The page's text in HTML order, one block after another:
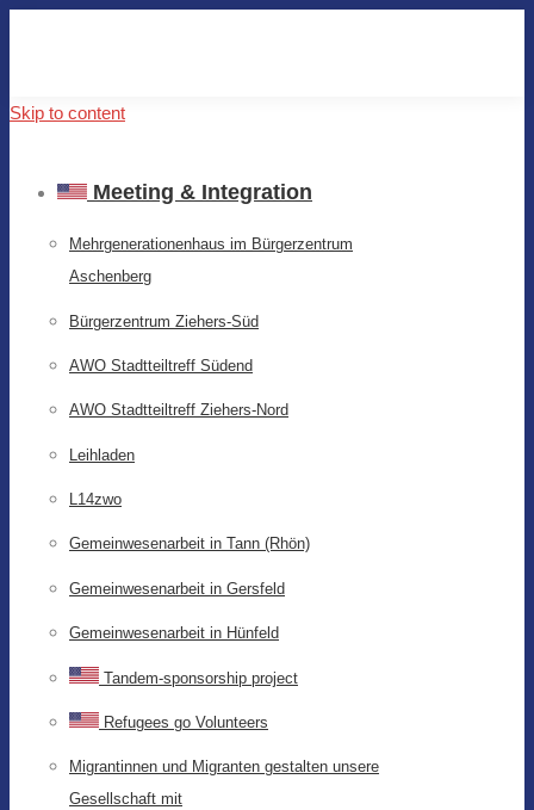
Skip to content
Meeting & Integration
Mehrgenerationenhaus im Bürgerzentrum
Aschenberg
Bürgerzentrum Ziehers-Süd
AWO Stadtteiltreff Südend
AWO Stadtteiltreff Ziehers-Nord
Leihladen
L14zwo
Gemeinwesenarbeit in Tann (Rhön)
Gemeinwesenarbeit in Gersfeld
Gemeinwesenarbeit in Hünfeld
Tandem-sponsorship project
Refugees go Volunteers
Migrantinnen und Migranten gestalten unsere
Gesellschaft mit